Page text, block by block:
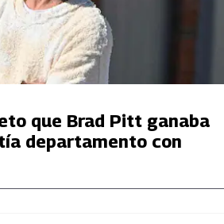
que Brad Pitt ganaba
departamento con